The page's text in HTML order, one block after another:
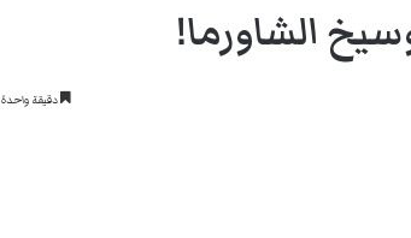
الشاورما!
دقيقة واحدة